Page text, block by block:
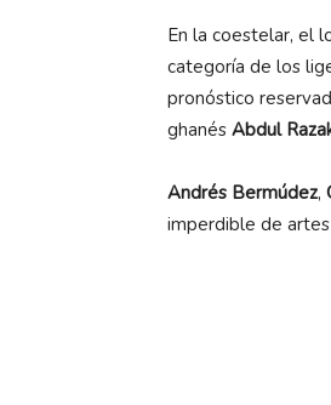
En la coestelar, el
categoría de los
pronóstico
ghanés Abdul
Andrés Bermúdez,
imperdible de